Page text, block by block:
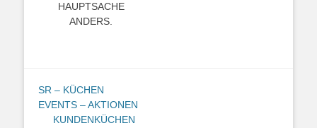
HAUPTSACHE
ANDERS.
SR – KÜCHEN
EVENTS – AKTIONEN
KUNDENKÜCHEN